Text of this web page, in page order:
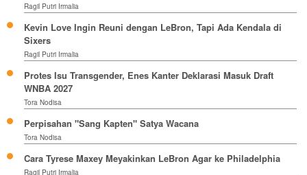
Ragil Putri Irmalia
Kevin Love Ingin Reuni dengan LeBron, Tapi Ada Kendala di
Sixers
Ragil Putri Irmalia
Protes Isu Transgender, Enes Kanter Deklarasi Masuk Draft
WNBA 2027
Tora Nodisa
Perpisahan "Sang Kapten" Satya Wacana
Tora Nodisa
Cara Tyrese Maxey Meyakinkan LeBron Agar ke Philadelphia
Ragil Putri Irmalia